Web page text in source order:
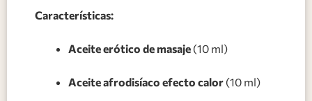
Características:
Aceite erótico de masaje (10 ml)
Aceite afrodisíaco efecto calor (10 ml)